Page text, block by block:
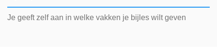
Je geeft zelf aan in welke vakken je bijles wilt geven